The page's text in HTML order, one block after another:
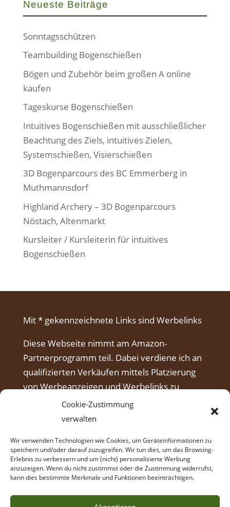
Cookie-Zustimmung
verwalten
Wir verwenden Technologien wie Cookies, um Geräteinformationen zu
speichern und/oder darauf zuzugreifen. Wir tun dies, um das Browsing-
Erlebnis zu verbessern und um (nicht) personalisierte Werbung
anzuzeigen. Wenn du nicht zustimmst oder die Zustimmung widerrufst,
kann dies bestimmte Merkmale und Funktionen beeinträchtigen.
Neueste Beiträge
Sonntagsschützen
Teambuilding Bogenschießen
Bögen und Zubehör beim großen A online
kaufen
Tageskurse Bogenschießen
Intuitives Bogenschießen mit ausschließlicher
Beachtung des Ziels, intuitives Zielen,
Systemschießen, Visierschießen
3D Bogenparcours des BC Emmerberg in
Muthmannsdorf
Highland Archery – 3D Bogenparcours
Nöstach, Altenmarkt
Kursleiter / Kursleiterin für intuitives
Bogenschießen
Mit * gekennzeichnete Links sind Werbelinks
Diese Webseite nimmt am Amazon-
Partnerprogramm teil. Dabei verdiene ich an
qualifizierten Verkäufen mittels Platzierung
von Werbeanzeigen und Werbelinks zu